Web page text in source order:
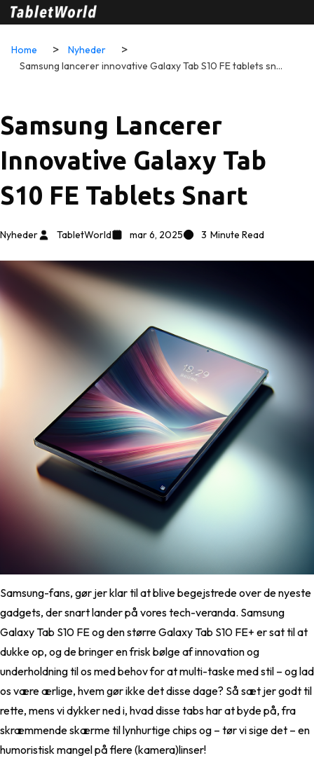
Home
Nyheder
Samsung lancerer innovative Galaxy Tab S10 FE tablets snart
Samsung Lancerer
Innovative Galaxy Tab
S10 FE Tablets Snart
Nyheder TabletWorld mar 6, 2025 3 Minute Read
Samsung-fans, gør jer klar til at blive begejstrede over de nyeste
gadgets, der snart lander på vores tech-veranda. Samsung
Galaxy Tab S10 FE og den større Galaxy Tab S10 FE+ er sat til at
dukke op, og de bringer en frisk bølge af innovation og
underholdning til os med behov for at multi-taske med stil – og lad
os være ærlige, hvem gør ikke det disse dage? Så sæt jer godt til
rette, mens vi dykker ned i, hvad disse tabs har at byde på, fra
skræmmende skærme til lynhurtige chips og – tør vi sige det – en
humoristisk mangel på flere (kamera)linser!